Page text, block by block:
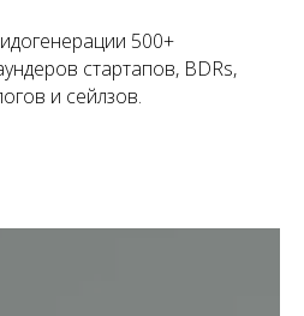
500+
стартапов, BDRs,
и сейлзов.